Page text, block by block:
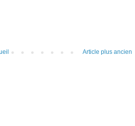
Article plus ancien